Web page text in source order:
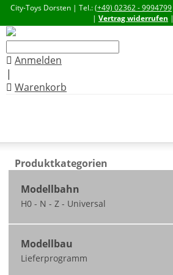
City-Toys Dorsten | Tel.:(+49) 02362 - 9994799
| Vertrag widerrufen |
Anmelden
|
Warenkorb
Produktkategorien
Modellbahn
H0 - N - Z - Universal
Neuheiten
nicht ausgeliefert /
zum Teil vorbestellbar
Modellbau
Lieferprogramm